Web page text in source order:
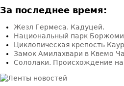
За последнее время:
Жезл Гермеса. Кадуцей.
Национальный парк
Циклопическая крепость
Замок Амилахвари в Квемо
Сололаки. Происхождение